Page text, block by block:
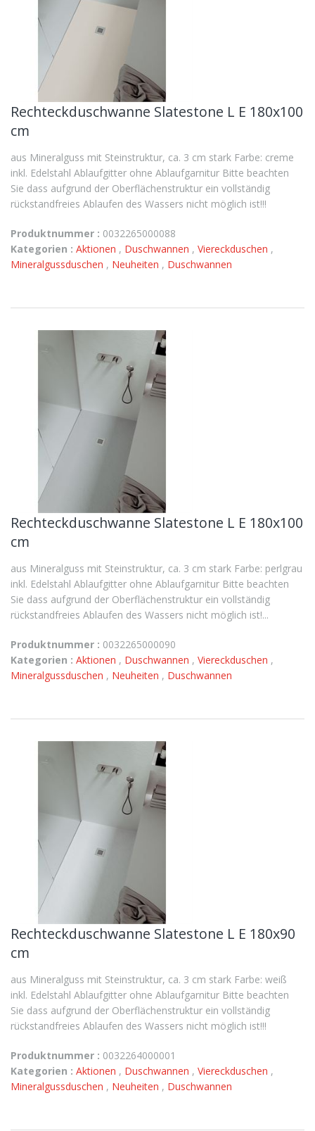
Rechteckduschwanne Slatestone L E 180x100
cm
aus Mineralguss mit Steinstruktur, ca. 3 cm stark Farbe: creme
inkl. Edelstahl Ablaufgitter ohne Ablaufgarnitur Bitte beachten
Sie dass aufgrund der Oberflächenstruktur ein vollständig
rückstandfreies Ablaufen des Wassers nicht möglich ist!!!
Produktnummer : 0032265000088
Kategorien : Aktionen , Duschwannen , Viereckduschen ,
Mineralgussduschen , Neuheiten , Duschwannen
Rechteckduschwanne Slatestone L E 180x100
cm
aus Mineralguss mit Steinstruktur, ca. 3 cm stark Farbe: perlgrau
inkl. Edelstahl Ablaufgitter ohne Ablaufgarnitur Bitte beachten
Sie dass aufgrund der Oberflächenstruktur ein vollständig
rückstandfreies Ablaufen des Wassers nicht möglich ist!...
Produktnummer : 0032265000090
Kategorien : Aktionen , Duschwannen , Viereckduschen ,
Mineralgussduschen , Neuheiten , Duschwannen
Rechteckduschwanne Slatestone L E 180x90
cm
aus Mineralguss mit Steinstruktur, ca. 3 cm stark Farbe: weiß
inkl. Edelstahl Ablaufgitter ohne Ablaufgarnitur Bitte beachten
Sie dass aufgrund der Oberflächenstruktur ein vollständig
rückstandfreies Ablaufen des Wassers nicht möglich ist!!!
Produktnummer : 0032264000001
Kategorien : Aktionen , Duschwannen , Viereckduschen ,
Mineralgussduschen , Neuheiten , Duschwannen